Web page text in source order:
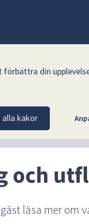
din
alla kakor
och
läsa mer om